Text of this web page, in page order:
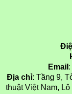
Email
Địa chỉ: Tầng 9,
thuật Việt Nam,